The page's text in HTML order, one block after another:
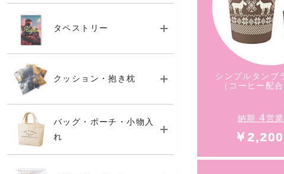
タペストリー
クッション・抱き枕
バッグ・ポーチ・小物入
れ
（PUレ
シンプルタンブ
（コーヒー配
納期4営
￥2,200